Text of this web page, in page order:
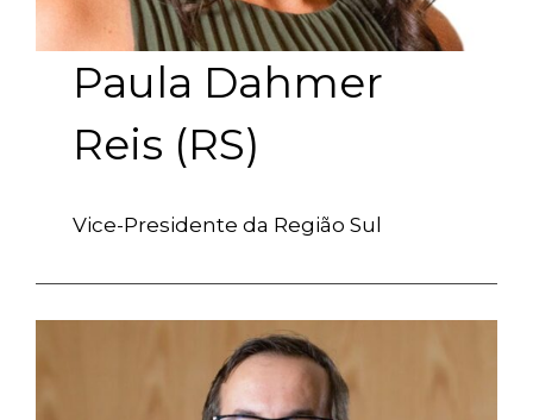
Paula Dahmer
Reis (RS)
Vice-Presidente da Região Sul